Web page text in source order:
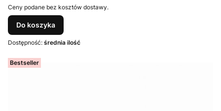
Ceny podane bez kosztów dostawy.
Do koszyka
Dostępność: średnia ilość
Bestseller